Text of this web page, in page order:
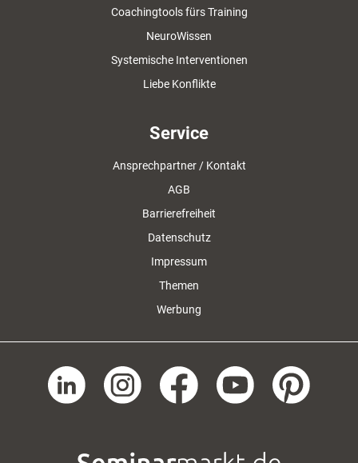
Coachingtools fürs Training
NeuroWissen
Systemische Interventionen
Liebe Konflikte
Service
Ansprechpartner / Kontakt
AGB
Barrierefreiheit
Datenschutz
Impressum
Themen
Werbung